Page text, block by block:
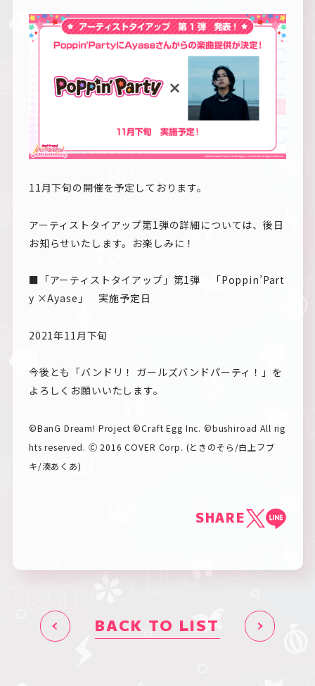
11月下旬の開催を予定しております。
アーティストタイアップ第1弾の詳細については、後日
お知らせいたします。お楽しみに！
■「アーティストタイアップ」第1弾 「Poppin’Part
y ×Ayase」 実施予定日
2021年11月下旬
今後とも「バンドリ！ ガールズバンドパーティ！」を
よろしくお願いいたします。
©BanG Dream! Project ©Craft Egg Inc. ©bushiroad All rig
hts reserved. Ⓒ 2016 COVER Corp. (ときのそら/白上フブ
キ/湊あくあ)
SHARE
BACK TO LIST